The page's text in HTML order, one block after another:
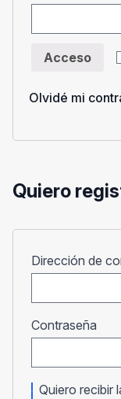
Acceso
Olvidé mi
Quiero
Dirección de
Contraseña
Quiero recibir